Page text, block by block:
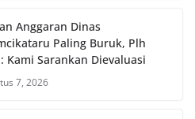
Anggaran Dinas
Paling Buruk, Plh
Kami Sarankan Dievaluasi
7, 2026